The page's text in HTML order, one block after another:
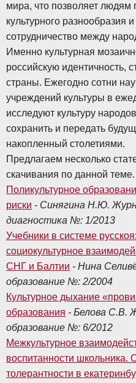
мира, что позволяет людям
культурного разнообразия
сотрудничество между
Именно культурная
российскую идентичность,
страны. Ежегодно сотни
учреждений культуры в
исследуют культуру
сохранить и передать
накопленный столетиями.
Предлагаем несколько
скачивания по данной теме.
Поликультурное
риски - Синягина Н.Ю.
диагностика №: 1/2013
Учебники в системе
социокультурное
СНГ и Балтии - Нина
образование №: 2/2004
Культурное дыхание
образования - Белова С.В.
образование №: 6/2012
Межкультурное
воспитанности школьника.
толерантности в